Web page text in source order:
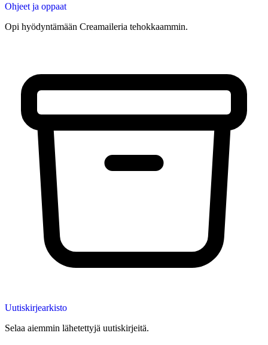
Ohjeet ja oppaat
Opi hyödyntämään Creamaileria tehokkaammin.
Uutiskirjearkisto
Selaa aiemmin lähetettyjä uutiskirjeitä.